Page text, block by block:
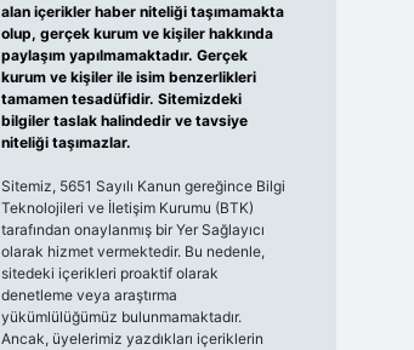
alan içerikler haber niteliği taşımamakta
olup, gerçek kurum ve kişiler hakkında
paylaşım yapılmamaktadır. Gerçek
kurum ve kişiler ile isim benzerlikleri
tamamen tesadüfidir. Sitemizdeki
bilgiler taslak halindedir ve tavsiye
niteliği taşımazlar.
Sitemiz, 5651 Sayılı Kanun gereğince Bilgi
Teknolojileri ve İletişim Kurumu (BTK)
tarafından onaylanmış bir Yer Sağlayıcı
olarak hizmet vermektedir. Bu nedenle,
sitedeki içerikleri proaktif olarak
denetleme veya araştırma
yükümlülüğümüz bulunmamaktadır.
Ancak, üyelerimiz yazdıkları içeriklerin